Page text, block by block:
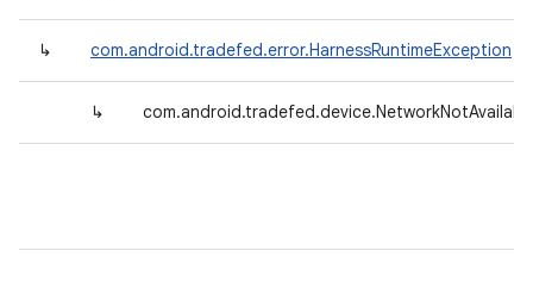
↳ com.android.tradefed.error.HarnessRuntimeException
↳